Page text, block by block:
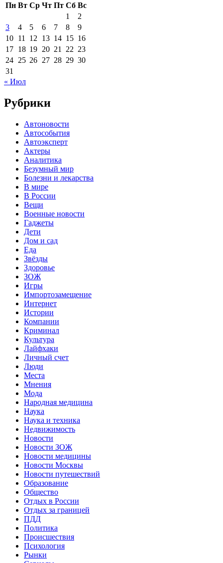
Пн Вт Ср Чт Пт Сб Вс
1
2
3
4 5 6 7 8
9
10 11 12 13 14 15 16
17 18 19 20 21 22 23
24 25 26 27 28 29 30
31
« Июл
Рубрики
Автоновости
Автособытия
Автоэксперт
Актеры
Аналитика
Безумный мир
Болезни и лекарства
В мире
В России
Вещи
Военные новости
Гаджеты
Дети
Дом и сад
Еда
Звёзды
Здоровье
ЗОЖ
Игры
Импортозамещение
Интернет
Истории
Компании
Криминал
Культура
Лайфхаки
Личный счет
Люди
Места
Мнения
Мода
Народная медицина
Наука
Наука и техника
Недвижимость
Новости
Новости ЗОЖ
Новости медицины
Новости Москвы
Новости путешествий
Образование
Общество
Отдых в России
Отдых за границей
ПДД
Политика
Происшествия
Психология
Рынки